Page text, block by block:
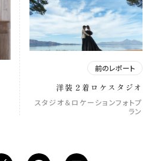
前のレポート
洋装２着ロケスタジオ
スタジオ＆ロケーションフォトプ
ラン